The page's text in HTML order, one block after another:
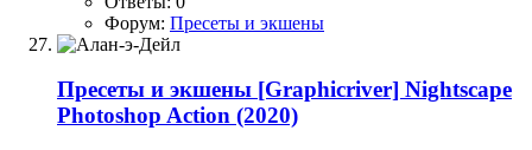
Форум: Пресеты и экшены
Пресеты и экшены [Graphicriver] Nightscape
Photoshop Action (2020)